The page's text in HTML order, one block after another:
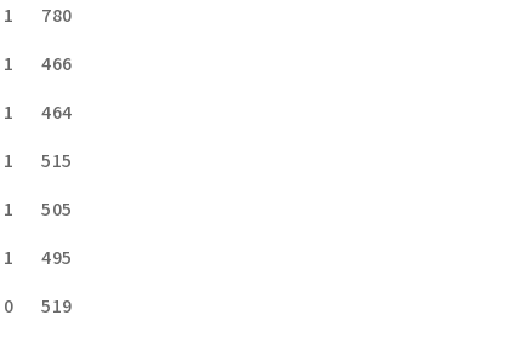
1
780
1
466
1
464
1
515
1
505
1
495
0
519